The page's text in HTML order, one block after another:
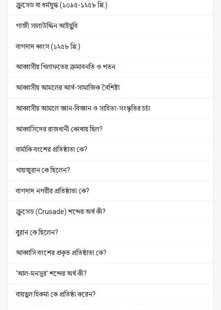
ক্রুসেড বা ধর্মযুদ্ধ (১০৯৫-১২৫৮ খ্রি.)
গাজী সালাউদ্দিন আইয়ুবি
বাগদাদ ধ্বংস (১২৫৮ খ্রি.)
আব্বাসীয় খিলাফতের ক্রমাবনতি ও পতন
আব্বাসীয় আমলের আর্থ-সামাজিক বৈশিষ্ট্য
আব্বাসীয় আমলে জ্ঞান-বিজ্ঞান ও সাহিত্য-সংস্কৃতির চর্চা
আব্বাসিদের রাজধানী কোথায় ছিল?
বার্মাকি বংশের প্রতিষ্ঠাতা কে?
খায়জুরান কে ছিলেন?
বাগদাদ নগরীর প্রতিষ্ঠাতা কে?
ক্রুসেড (Crusade) শব্দের অর্থ কী?
বুরান কে ছিলেন?
আব্বাসি বংশের প্রকৃত প্রতিষ্ঠাতা কে?
'আল-মনসুর' শব্দের অর্থ কী?
বায়তুল হিকমা কে প্রতিষ্ঠা করেন?